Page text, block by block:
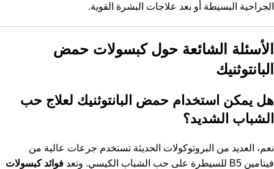
الجراحية البسيطة أو بعد علاجات البشرة القوية.
الأسئلة الشائعة حول كبسولات حمض
البانتوثنيك
هل يمكن استخدام حمض البانتوثنيك لعلاج حب
الشباب الشديد؟
نعم، العديد من البروتوكولات الحديثة تستخدم جرعات عالية من
فيتامين B5 للسيطرة على حب الشباب الكيسي. وتعد
فوائد كبسولات